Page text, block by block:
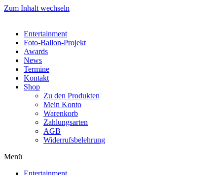
Zum Inhalt wechseln
Entertainment
Foto-Ballon-Projekt
Awards
News
Termine
Kontakt
Shop
Zu den Produkten
Mein Konto
Warenkorb
Zahlungsarten
AGB
Widerrufsbelehrung
Menü
Entertainment